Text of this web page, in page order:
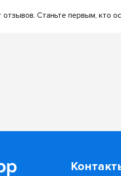
отзывов. Станьте первым, кто